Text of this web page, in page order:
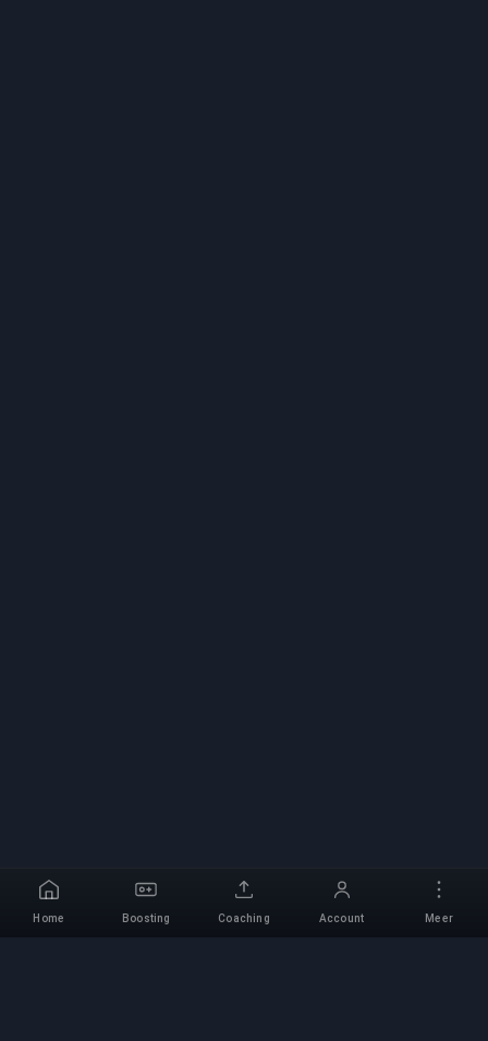
Home Boosting Coaching Account Meer